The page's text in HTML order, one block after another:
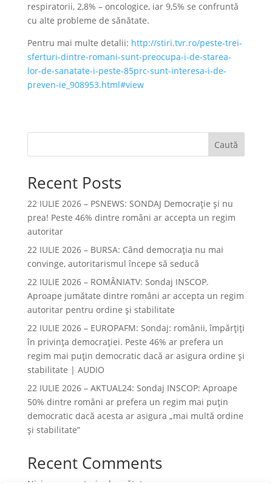
respiratorii, 2,8% – oncologice, iar 9,5% se confruntă
cu alte probleme de sănătate.
Pentru mai multe detalii: http://stiri.tvr.ro/peste-trei-
sferturi-dintre-romani-sunt-preocupa-i-de-starea-
lor-de-sanatate-i-peste-85prc-sunt-interesa-i-de-
preven-ie_908953.html#view
Caută
Recent Posts
22 IULIE 2026 – PSNEWS: SONDAJ Democrație și nu
prea! Peste 46% dintre români ar accepta un regim
autoritar
22 IULIE 2026 – BURSA: Când democraţia nu mai
convinge, autoritarismul începe să seducă
22 IULIE 2026 – ROMÂNIATV: Sondaj INSCOP.
Aproape jumătate dintre români ar accepta un regim
autoritar pentru ordine și stabilitate
22 IULIE 2026 – EUROPAFM: Sondaj: românii, împărțiți
în privința democrației. Peste 46% ar prefera un
regim mai puțin democratic dacă ar asigura ordine și
stabilitate | AUDIO
22 IULIE 2026 – AKTUAL24: Sondaj INSCOP: Aproape
50% dintre români ar prefera un regim mai puțin
democratic dacă acesta ar asigura „mai multă ordine
și stabilitate”
Recent Comments